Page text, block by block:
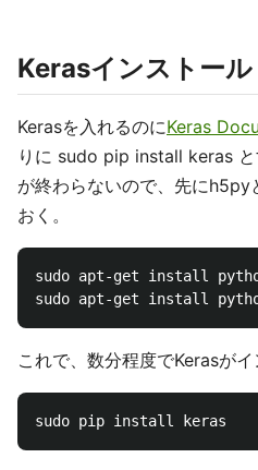
Kerasインストール
Kerasを入れるのにKeras
りに sudo pip install keras
が終わらないので、先に
おく。
sudo apt-get install
これで、数分程度でKerasがイ